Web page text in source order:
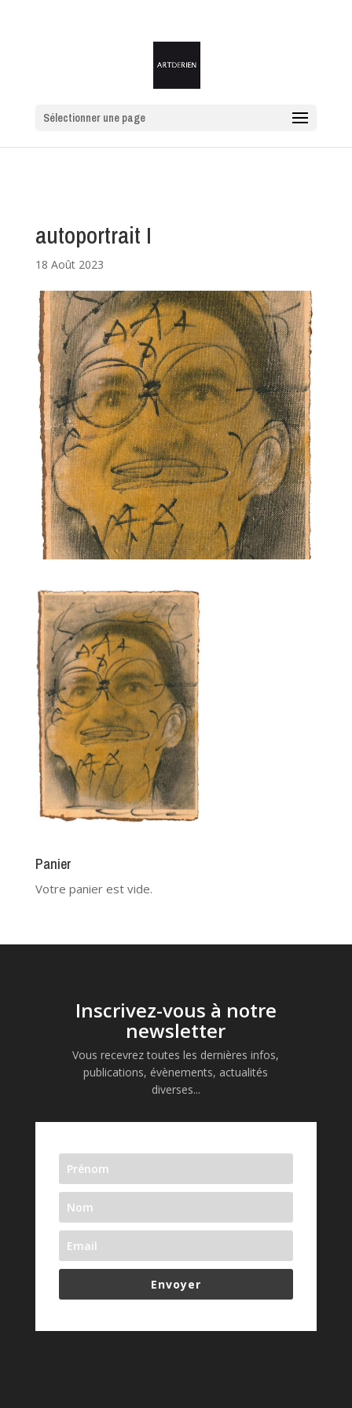
Sélectionner une page
autoportrait I
18 Août 2023
Panier
Votre panier est vide.
Inscrivez-vous à notre
newsletter
Vous recevrez toutes les dernières infos,
publications, évènements, actualités
diverses...
Envoyer